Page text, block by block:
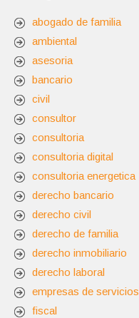
abogado de familia
ambiental
asesoria
bancario
civil
consultor
consultoria
consultoria digital
consultoria energetica
derecho bancario
derecho civil
derecho de familia
derecho inmobiliario
derecho laboral
empresas de servicios
fiscal